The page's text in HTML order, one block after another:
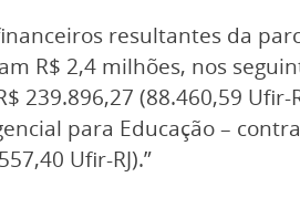
resultantes da
R$ 2,4 milhões, nos
239.896,27 (88.460,59
para Educação –
Ufir-RJ).”